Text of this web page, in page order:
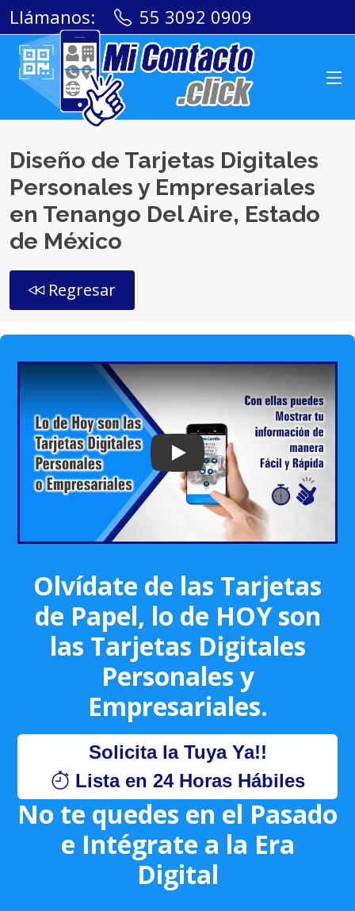
Llámanos: 55 3092 0909
Diseño de Tarjetas Digitales
Personales y Empresariales
en Tenango Del Aire, Estado
de México
Regresar
Play: Keynote (Google I/O '18)
Olvídate de las Tarjetas
de Papel, lo de HOY son
las Tarjetas Digitales
Personales y
Empresariales.
Solicita la Tuya Ya!!
Lista en 24 Horas Hábiles
No te quedes en el Pasado
e Intégrate a la Era
Digital